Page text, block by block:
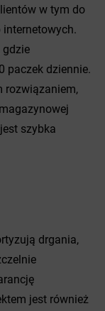
w tym do
gdzie
paczek dziennie.
rozwiązaniem,
szybka
drgania,
jest również